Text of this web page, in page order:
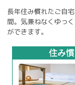
長年住み慣れたご自
間。気兼ねなくゆっ
ができます。